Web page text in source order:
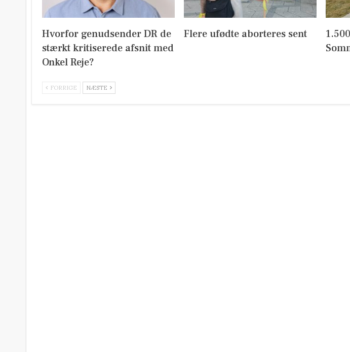
Hvorfor genudsender DR de
stærkt kritiserede afsnit med
Onkel Reje?
Flere ufødte aborteres sent
FORRIGE NÆSTE